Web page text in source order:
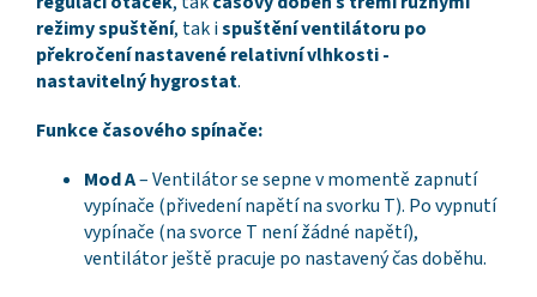
režimy spuštění, tak ispuštění ventilátoru po
překročení nastavené relativní vlhkosti -
nastavitelný hygrostat.
Funkce časového spínače:
Mod A– Ventilátor se sepne v momentě zapnutí
vypínače (přivedení napětí na svorku T). Po vypnutí
vypínače (na svorce T není žádné napětí),
ventilátor ještě pracuje po nastavený čas doběhu.